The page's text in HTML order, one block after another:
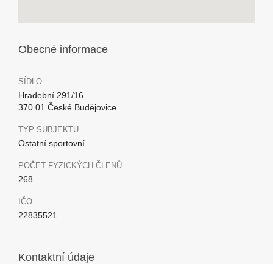
Obecné informace
SÍDLO
Hradební 291/16
370 01 České Budějovice
TYP SUBJEKTU
Ostatní sportovní
POČET FYZICKÝCH ČLENŮ
268
IČO
22835521
Kontaktní údaje